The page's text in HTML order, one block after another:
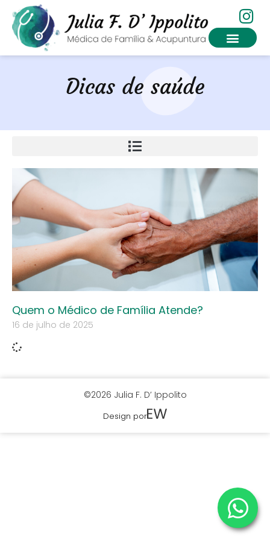
Dicas de saúde
Quem o Médico de Família Atende?
16 de julho de 2025
©2026 Julia F. D’ Ippolito
Design por